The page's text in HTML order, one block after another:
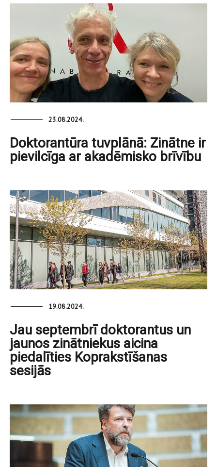
23.08.2024.
Doktorantūra tuvplānā: Zinātne ir
pievilcīga ar akadēmisko brīvību
19.08.2024.
Jau septembrī doktorantus un
jaunos zinātniekus aicina
piedalīties Koprakstīšanas
sesijās